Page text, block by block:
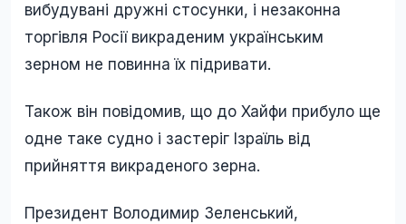
вибудувані дружні стосунки, і незаконна
торгівля Росії викраденим українським
зерном не повинна їх підривати.
Також він повідомив, що до Хайфи прибуло ще
одне таке судно і застеріг Ізраїль від
прийняття викраденого зерна.
Президент Володимир Зеленський,